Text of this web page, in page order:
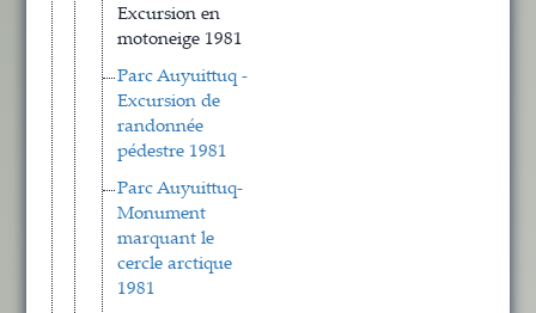
Excursion en
motoneige 1981
Parc Auyuittuq -
Excursion de
randonnée
pédestre 1981
Parc Auyuittuq-
Monument
marquant le
cercle arctique
1981